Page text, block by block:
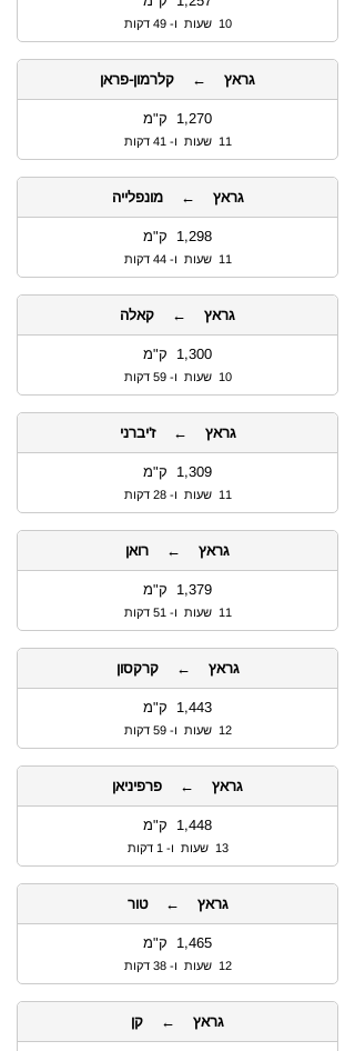
10 שעות ו- 49 דקות
גראץ ← קלרמון-פראן
1,270 ק"מ
11 שעות ו- 41 דקות
גראץ ← מונפלייה
1,298 ק"מ
11 שעות ו- 44 דקות
גראץ ← קאלה
1,300 ק"מ
10 שעות ו- 59 דקות
גראץ ← ז'יברני
1,309 ק"מ
11 שעות ו- 28 דקות
גראץ ← רואן
1,379 ק"מ
11 שעות ו- 51 דקות
גראץ ← קרקסון
1,443 ק"מ
12 שעות ו- 59 דקות
גראץ ← פרפיניאן
1,448 ק"מ
13 שעות ו- 1 דקות
גראץ ← טור
1,465 ק"מ
12 שעות ו- 38 דקות
גראץ ← קן